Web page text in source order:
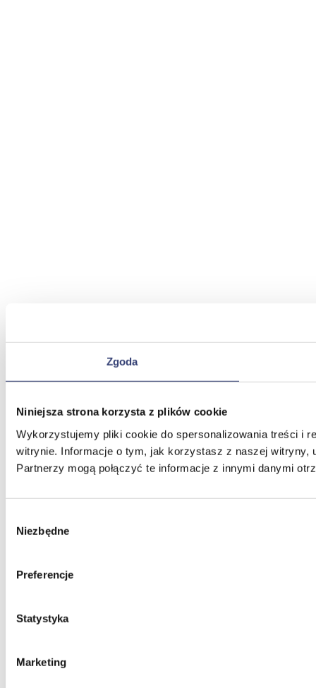
Zgoda
Niniejsza strona korzysta z plików cookie
Wykorzystujemy pliki cookie do spersonalizowania treści i
witrynie. Informacje o tym, jak korzystasz z naszej witryny,
Partnerzy mogą połączyć te informacje z innymi danymi
zgody
Niezbędne
Preferencje
Statystyka
Marketing